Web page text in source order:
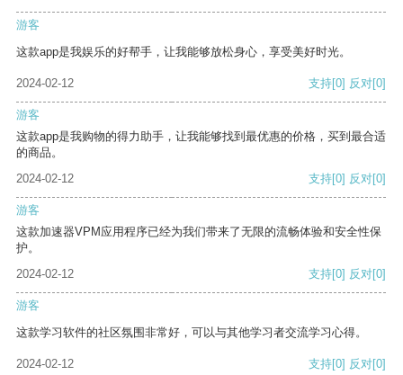
游客
这款app是我娱乐的好帮手，让我能够放松身心，享受美好时光。
2024-02-12 支持[0] 反对[0]
游客
这款app是我购物的得力助手，让我能够找到最优惠的价格，买到最合适
的商品。
2024-02-12
支持[0] 反对[0]
游客
这款加速器VPM应用程序已经为我们带来了无限的流畅体验和安全性保
护。
2024-02-12
支持[0] 反对[0]
游客
这款学习软件的社区氛围非常好，可以与其他学习者交流学习心得。
2024-02-12 支持[0] 反对[0]